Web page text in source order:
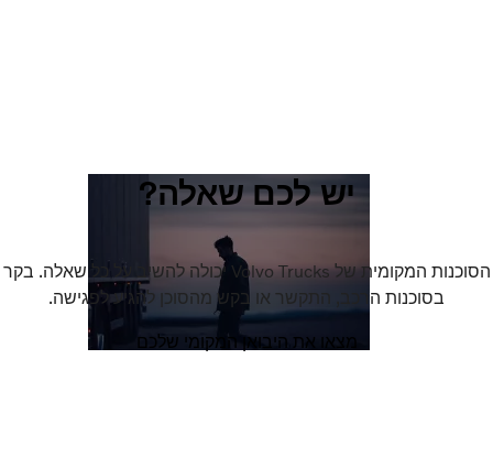
יש לכם שאלה?
הסוכנות המקומית של Volvo Trucks יכולה להשיב על כל שאלה. בקר
בסוכנות הרכב, התקשר או בקש מהסוכן להגיע לפגישה.
מצאו את היבואן המקומי שלכם